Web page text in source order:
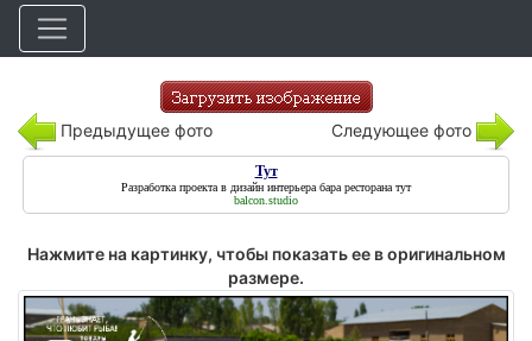
Предыдущее фото Следующее фото
Тут
Разработка проекта в дизайн интерьера бара ресторана тут
balcon.studio
Нажмите на картинку, чтобы показать ее в оригинальном
размере.